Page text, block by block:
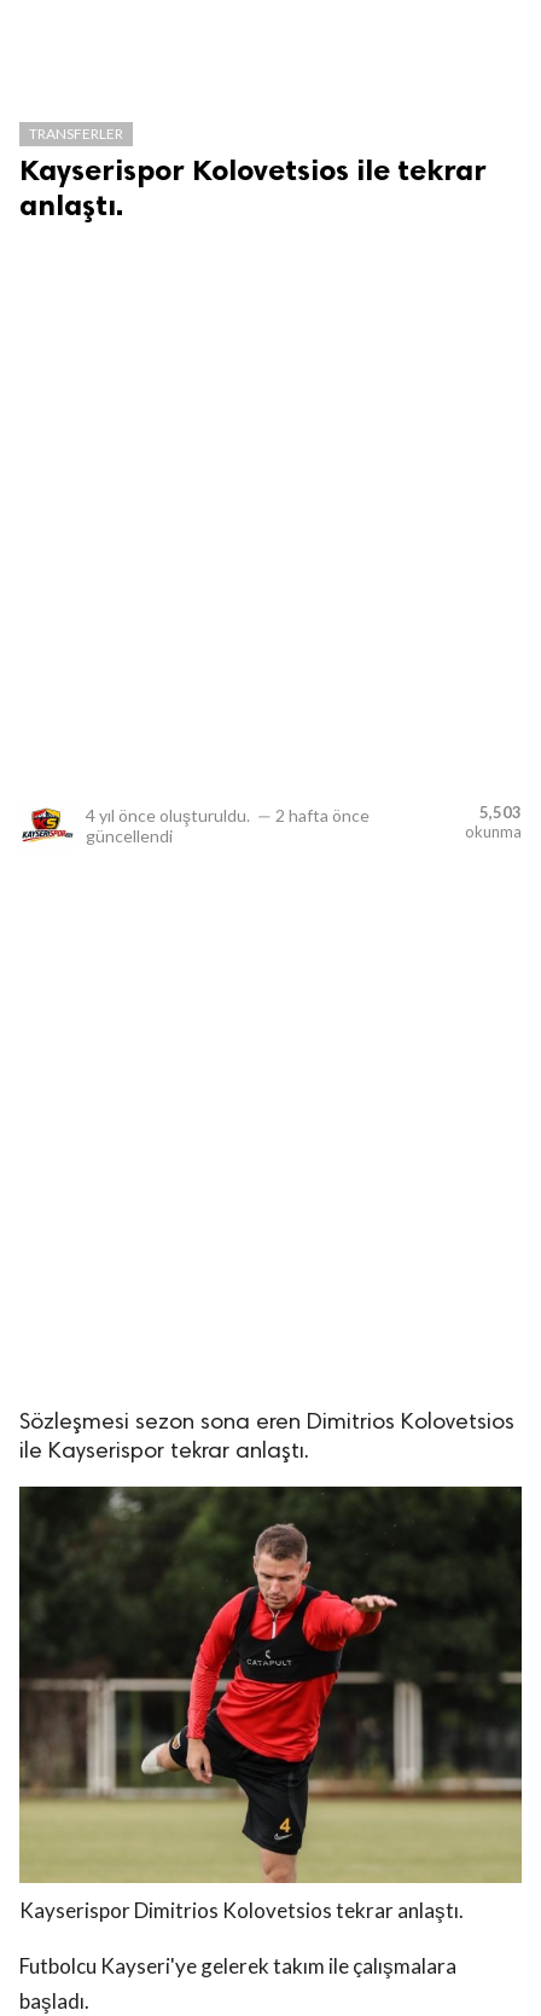
TRANSFERLER
Kayserispor Kolovetsios ile tekrar
anlaştı.
4 yıl önce oluşturuldu. — 2 hafta önce
güncellendi
5,503
okunma
Sözleşmesi sezon sona eren Dimitrios Kolovetsios
ile Kayserispor tekrar anlaştı.
Kayserispor Dimitrios Kolovetsios tekrar anlaştı.
Futbolcu Kayseri'ye gelerek takım ile çalışmalara
başladı.